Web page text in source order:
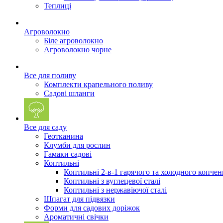
Теплиці
Агроволокно
Біле агроволокно
Агроволокно чорне
Все для поливу
Комплекти крапельного поливу
Садові шланги
Все для саду
Геотканина
Клумби для рослин
Гамаки садові
Коптильні
Коптильні 2-в-1 гарячого та холодного
Коптильні з вуглецевої сталі
Коптильні з нержавіючої сталі
Шпагат для підвязки
Форми для садових доріжок
Ароматичні свічки